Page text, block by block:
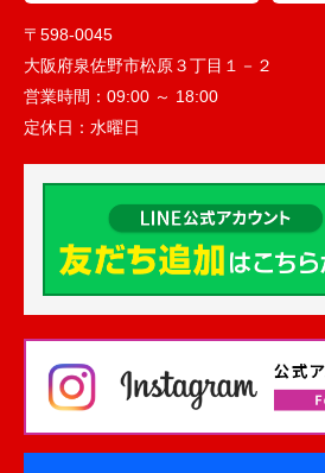
〒598-0045
大阪府泉佐野市松原３丁目１－２
営業時間： 09:00 ～ 18:00
定休日： 水曜日